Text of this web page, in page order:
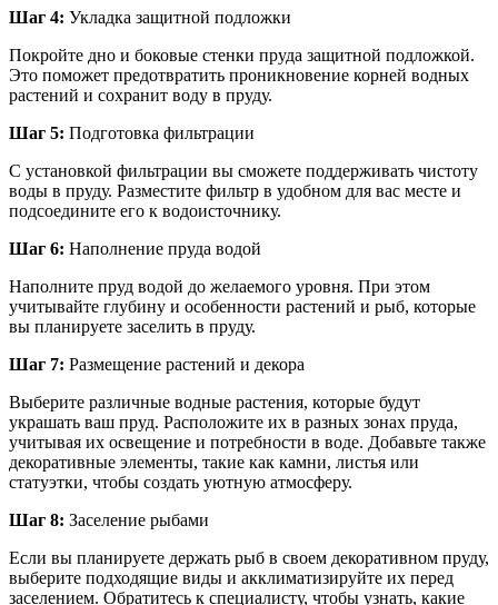
Шаг 4: Укладка защитной подложки
Покройте дно и боковые стенки пруда защитной подложкой.
Это поможет предотвратить проникновение корней водных
растений и сохранит воду в пруду.
Шаг 5: Подготовка фильтрации
С установкой фильтрации вы сможете поддерживать чистоту
воды в пруду. Разместите фильтр в удобном для вас месте и
подсоедините его к водоисточнику.
Шаг 6: Наполнение пруда водой
Наполните пруд водой до желаемого уровня. При этом
учитывайте глубину и особенности растений и рыб, которые
вы планируете заселить в пруду.
Шаг 7: Размещение растений и декора
Выберите различные водные растения, которые будут
украшать ваш пруд. Расположите их в разных зонах пруда,
учитывая их освещение и потребности в воде. Добавьте также
декоративные элементы, такие как камни, листья или
статуэтки, чтобы создать уютную атмосферу.
Шаг 8: Заселение рыбами
Если вы планируете держать рыб в своем декоративном пруду,
выберите подходящие виды и акклиматизируйте их перед
заселением. Обратитесь к специалисту, чтобы узнать, какие